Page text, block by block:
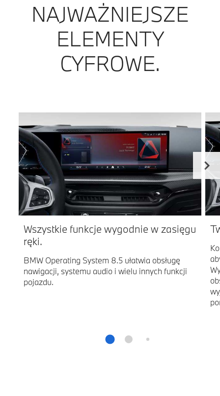
NAJWAŻNIEJSZE
ELEMENTY
CYFROWE.
Wszystkie funkcje wygodnie w zasięgu
ręki.
BMW Operating System 8.5 ułatwia obsługę
nawigacji, systemu audio i wielu innych funkcji
pojazdu.